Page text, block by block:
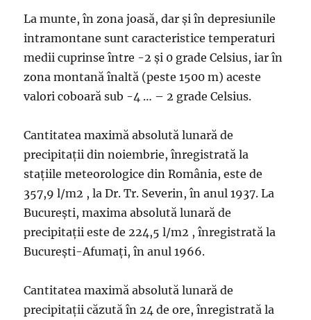
La munte, în zona joasă, dar şi în depresiunile
intramontane sunt caracteristice temperaturi
medii cuprinse între -2 şi 0 grade Celsius, iar în
zona montană înaltă (peste 1500 m) aceste
valori coboară sub -4 … – 2 grade Celsius.
Cantitatea maximă absolută lunară de
precipitaţii din noiembrie, înregistrată la
staţiile meteorologice din România, este de
357,9 l/m2 , la Dr. Tr. Severin, în anul 1937. La
Bucureşti, maxima absolută lunară de
precipitaţii este de 224,5 l/m2 , înregistrată la
Bucureşti-Afumaţi, în anul 1966.
Cantitatea maximă absolută lunară de
precipitaţii căzută în 24 de ore, înregistrată la